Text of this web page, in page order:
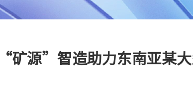
矿源”智造助力东南亚某